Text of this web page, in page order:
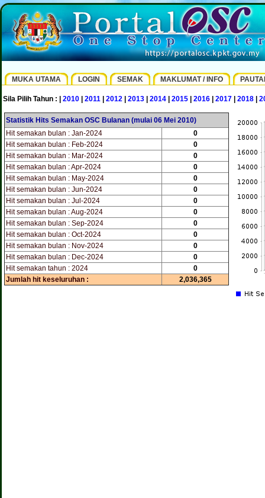
MUKA UTAMA LOGIN SEMAK MAKLUMAT / INFO
Sila Pilih Tahun : | 2010 2011 2012 2013 2014 2015 2016 2017 2018
Statistik Hits Semakan OSC Bulanan (mulai 06 Mei 2010)
Hit semakan bulan : Jan-2024
0
Hit semakan bulan : Feb-2024
0
Hit semakan bulan : Mar-2024
0
Hit semakan bulan : Apr-2024
0
Hit semakan bulan : May-2024
0
Hit semakan bulan : Jun-2024
0
Hit semakan bulan : Jul-2024
0
Hit semakan bulan : Aug-2024
0
Hit semakan bulan : Sep-2024
0
Hit semakan bulan : Oct-2024
0
Hit semakan bulan : Nov-2024
0
Hit semakan bulan : Dec-2024
0
Hit semakan tahun : 2024
0
Jumlah hit keseluruhan :
2,036,365